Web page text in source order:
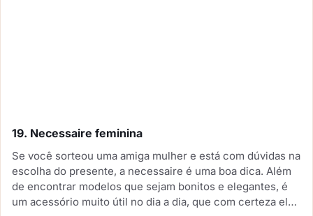
19. Necessaire feminina
Se você sorteou uma amiga mulher e está com dúvidas na
escolha do presente, a necessaire é uma boa dica. Além
de encontrar modelos que sejam bonitos e elegantes, é
um acessório muito útil no dia a dia, que com certeza ela